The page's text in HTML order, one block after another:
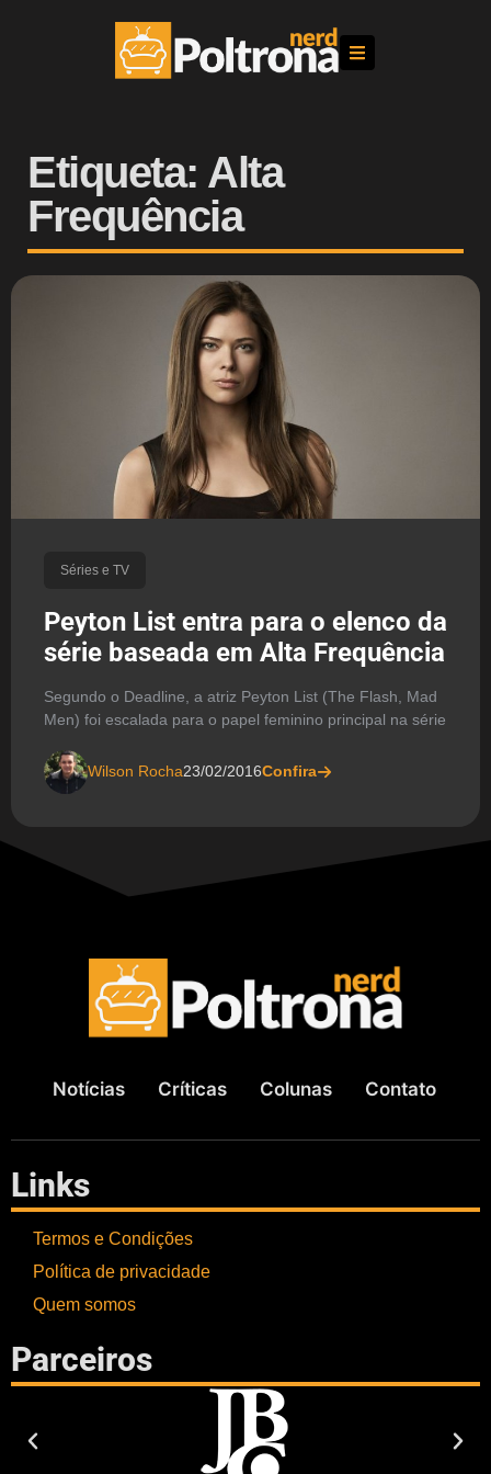
Etiqueta: Alta
Frequência
Séries e TV
Peyton List entra para o elenco da
série baseada em Alta Frequência
Segundo o Deadline, a atriz Peyton List (The Flash, Mad
Men) foi escalada para o papel feminino principal na série
Wilson Rocha23/02/2016Confira
Notícias Críticas Colunas Contato
Links
Termos e Condições
Política de privacidade
Quem somos
Parceiros